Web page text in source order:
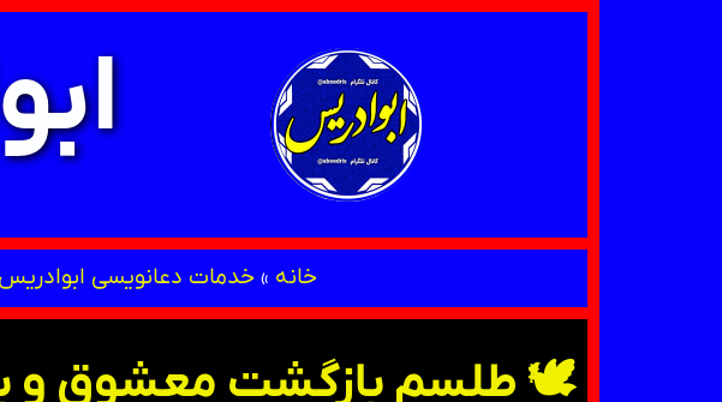
خانه » خدمات دعانویسی ابوادریس
🕊 طلسم بازگشت معشوق و